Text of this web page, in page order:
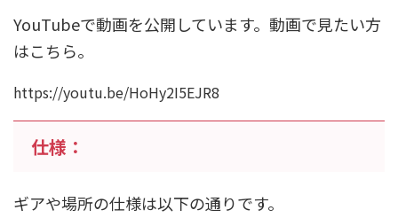
YouTubeで動画を公開しています。動画で見たい方
はこちら。
https://youtu.be/HoHy2I5EJR8
仕様：
ギアや場所の仕様は以下の通りです。